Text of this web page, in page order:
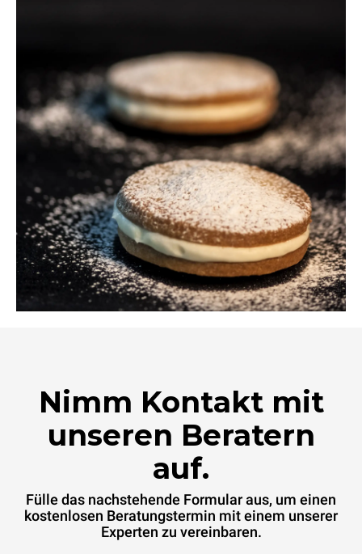
Nimm Kontakt mit
unseren Beratern
auf.
Fülle das nachstehende Formular aus, um einen
kostenlosen Beratungstermin mit einem unserer
Experten zu vereinbaren.